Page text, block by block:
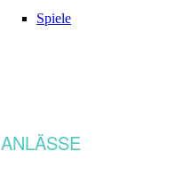
Spiele
ANLÄSSE